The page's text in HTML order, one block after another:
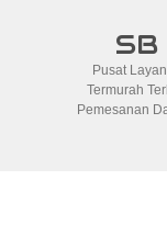
Pusat
Termurah
Pemesanan